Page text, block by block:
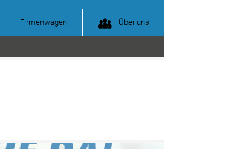
Firmenwagen Über uns